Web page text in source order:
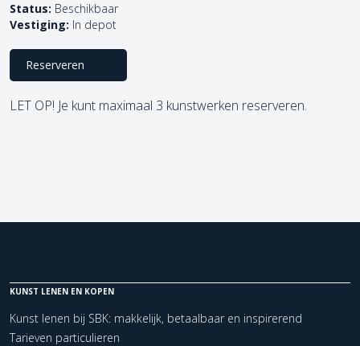
Status: Beschikbaar
Vestiging: In depot
Reserveren
LET OP! Je kunt maximaal 3 kunstwerken reserveren.
KUNST LENEN EN KOPEN
Kunst lenen bij SBK: makkelijk, betaalbaar en inspirerend
Tarieven particulieren